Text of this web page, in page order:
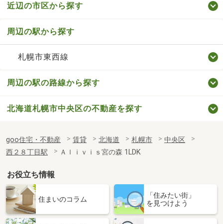
近辺の市区から探す
周辺の駅から探す
札幌市東西線
周辺の駅の路線から探す
北海道札幌市中央区の不動産を探す
goo住宅・不動産 賃貸 北海道 札幌市
中央区
西２８丁目駅
Ａｌｉｖｉｓ宮の森 1LDK
お役立ち情報
住まいのコラム
「住みたい街」
を見つけよう